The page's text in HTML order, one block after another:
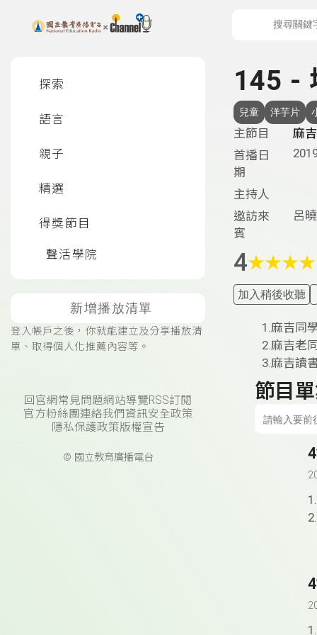
上方功能區塊
探索
語言
親子
精選
得獎節目
聲活學院
新增播放清單
登入帳戶之後，你就能建立及分享播放清
單、取得個人化推薦內容等。
回官網常見問題網站導覽RSS訂閱
官方粉絲團連絡我們 資訊安全政策
隱私保護政策版權宣告
© 國立教育廣播電台
145 -
兒童 洋芋片
主節目
麻
首播日
期
主持人
邀訪來
賓
呂
4★★★★
加入稍後收聽
1.麻吉同
2.麻吉老
3.麻吉讀
節目